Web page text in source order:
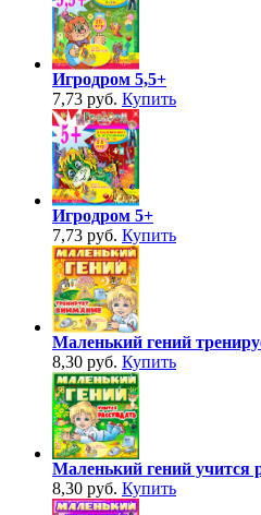
Игродром 5,5+
7,73 руб. Купить
Игродром 5+
7,73 руб. Купить
Маленький гений
8,30 руб. Купить
Маленький гений учится
8,30 руб. Купить